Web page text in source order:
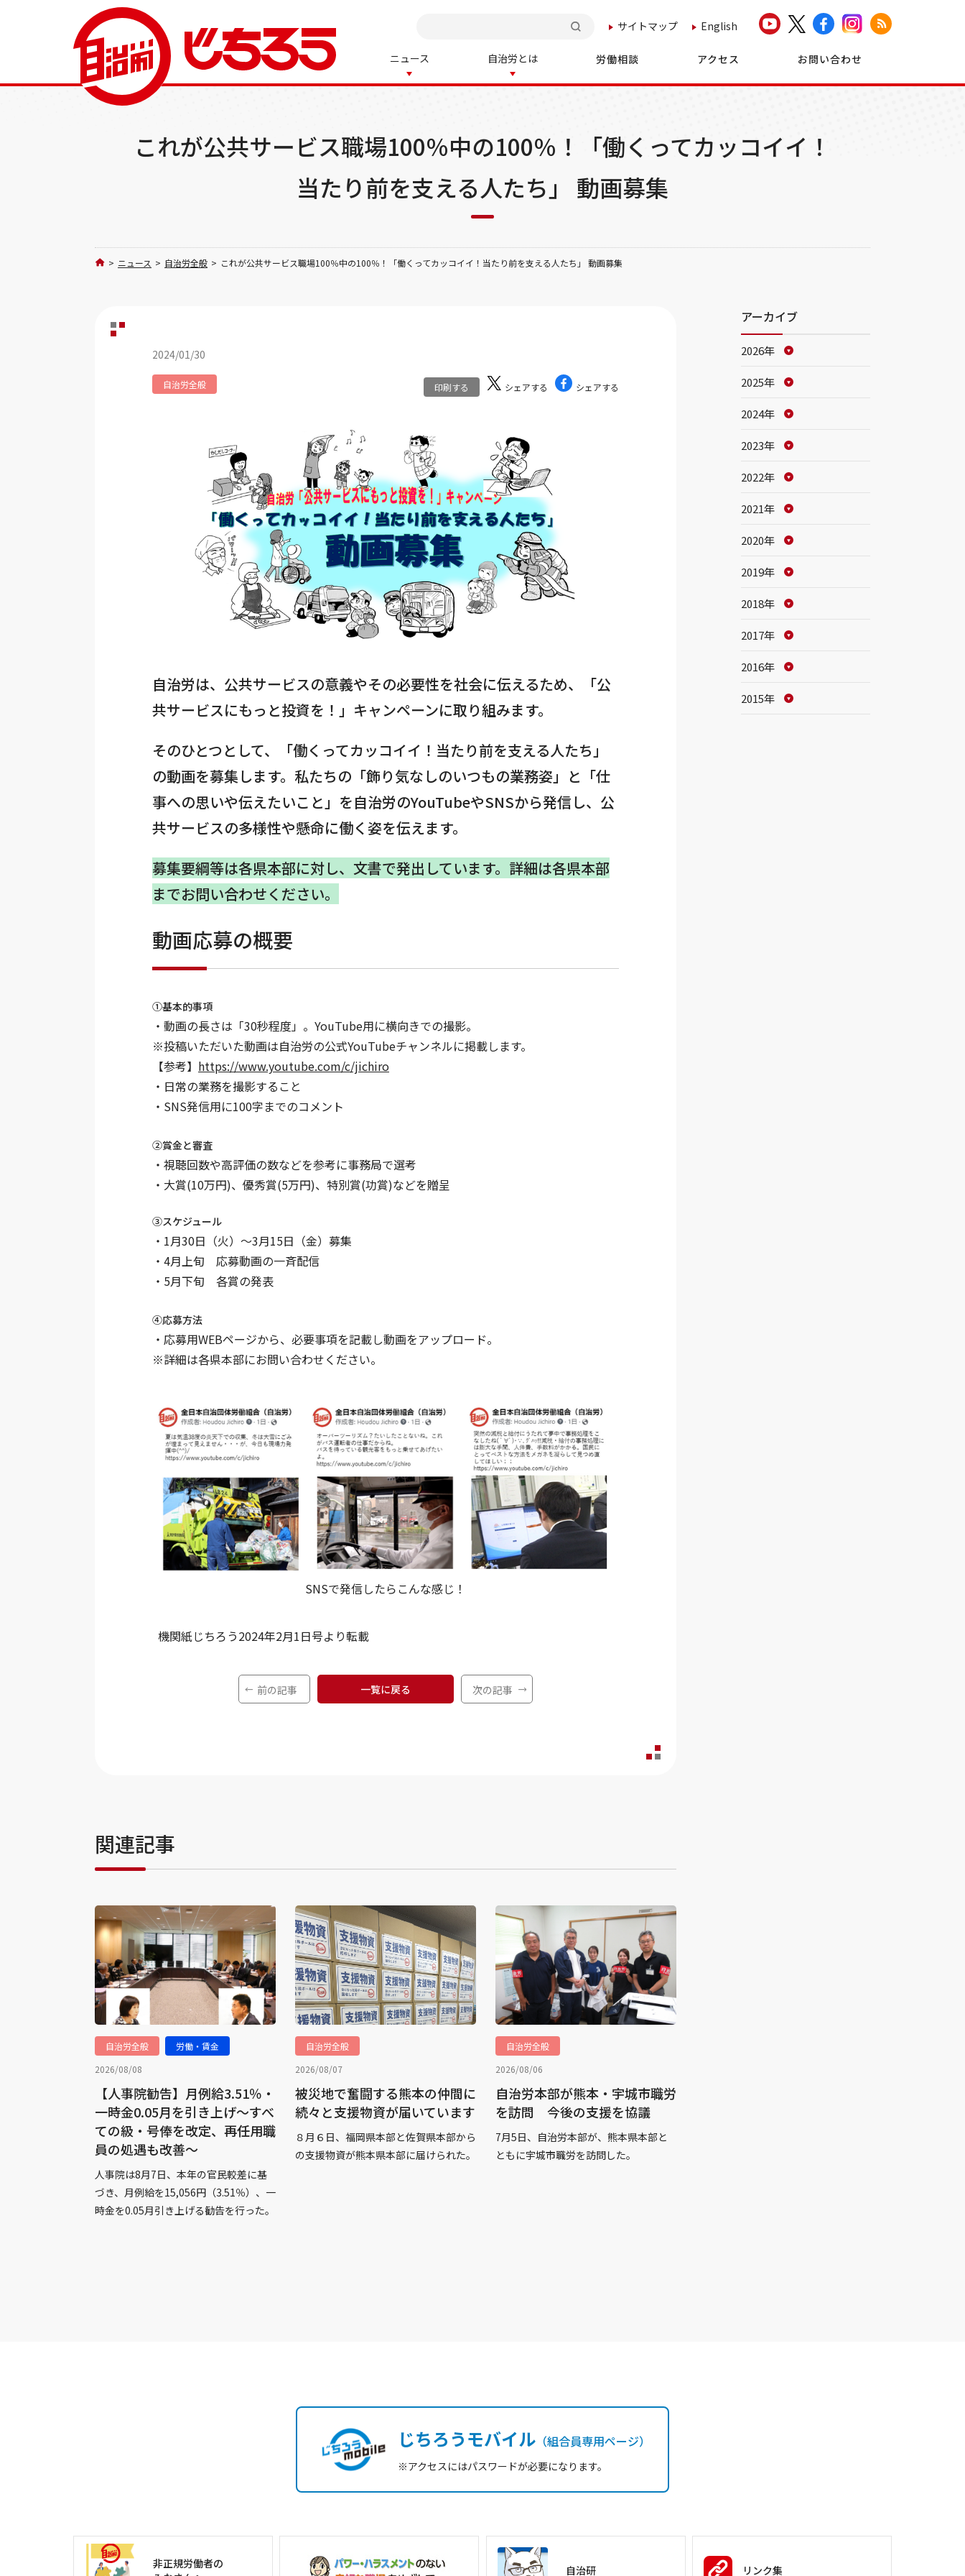
検索 サイトマップ English
ニュース 自治労とは 労働相談 アクセス お問い合わせ
これが公共サービス職場100％中の100％！「働くってカッコイイ！
当たり前を支える人たち」 動画募集
> ニュース > 自治労全般 > これが公共サービス職場100％中の100％！「働くってカッコイイ！当たり前を支える人たち」 動画募集
2024/01/30
自治労全般 印刷する シェアする シェアする
自治労は、公共サービスの意義やその必要性を社会に伝えるため、「公
共サービスにもっと投資を！」キャンペーンに取り組みます。
そのひとつとして、「働くってカッコイイ！当たり前を支える人たち」
の動画を募集します。私たちの「飾り気なしのいつもの業務姿」と「仕
事への思いや伝えたいこと」を自治労のYouTubeやSNSから発信し、公
共サービスの多様性や懸命に働く姿を伝えます。
募集要綱等は各県本部に対し、文書で発出しています。詳細は各県本部
までお問い合わせください。
動画応募の概要
①基本的事項
・動画の長さは「30秒程度」。YouTube用に横向きでの撮影。
※投稿いただいた動画は自治労の公式YouTubeチャンネルに掲載します。
【参考】 https://www.youtube.com/c/jichiro
・日常の業務を撮影すること
・SNS発信用に100字までのコメント
②賞金と審査
・視聴回数や高評価の数などを参考に事務局で選考
・大賞(10万円)、優秀賞(5万円)、特別賞(功賞)などを贈呈
③スケジュール
・1月30日（火）～3月15日（金）募集
・4月上旬 応募動画の一斉配信
・5月下旬 各賞の発表
④応募方法
・応募用WEBページから、必要事項を記載し動画をアップロード。
※詳細は各県本部にお問い合わせください。
SNSで発信したらこんな感じ！
機関紙じちろう2024年2月1日号より転載
前の記事 一覧に戻る 次の記事
関連記事
自治労全般
労働・賃金
2026/08/08
【人事院勧告】月例給3.51％・
一時金0.05月を引き上げ～すべ
ての級・号俸を改定、再任用職
員の処遇も改善～
人事院は8月7日、本年の官民較差に基
づき、月例給を15,056円（3.51％）、一
時金を0.05月引き上げる勧告を行った。
自治労全般
2026/08/07
被災地で奮闘する熊本の仲間に
続々と支援物資が届いています
８月６日、福岡県本部と佐賀県本部から
の支援物資が熊本県本部に届けられた。
自治労全般
2026/08/06
自治労本部が熊本・宇城市職労
を訪問 今後の支援を協議
7月5日、自治労本部が、熊本県本部と
ともに宇城市職労を訪問した。
アーカイブ
2026年
2025年
2024年
2023年
2022年
2021年
2020年
2019年
2018年
2017年
2016年
2015年
じちろうモバイル（組合員専用ページ）
※アクセスにはパスワードが必要になります。
非正規労働者の
自治研 リンク集